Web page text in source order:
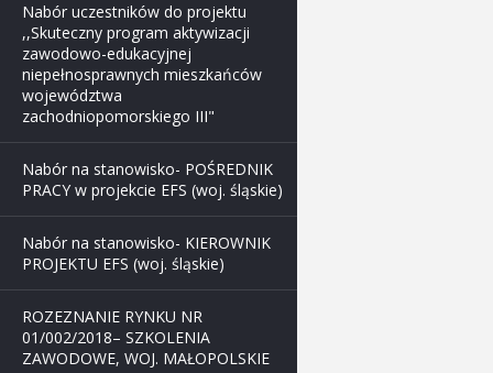
Nabór uczestników do projektu
,,Skuteczny program aktywizacji
zawodowo-edukacyjnej
niepełnosprawnych mieszkańców
województwa
zachodniopomorskiego III"
Nabór na stanowisko- POŚREDNIK
PRACY w projekcie EFS (woj. śląskie)
Nabór na stanowisko- KIEROWNIK
PROJEKTU EFS (woj. śląskie)
ROZEZNANIE RYNKU NR
01/002/2018– SZKOLENIA
ZAWODOWE, WOJ. MAŁOPOLSKIE